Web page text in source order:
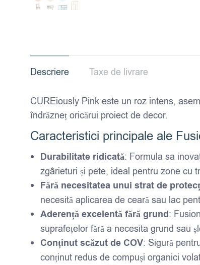
Descriere Taxe de livrare
CUREiously Pink este un roz intens,
îndrăzneț oricărui proiect de decor.
Caracteristici principale ale
Durabilitate ridicată: Formula sa
zgârieturi și pete, ideal pentru zone cu
Fără necesitatea unui strat de
necesită aplicarea de ceară sau lac
Aderență excelentă fără grund:
suprafețelor fără a necesita grund sau
Conținut scăzut de COV: Sigură
conținut redus de compuși organici